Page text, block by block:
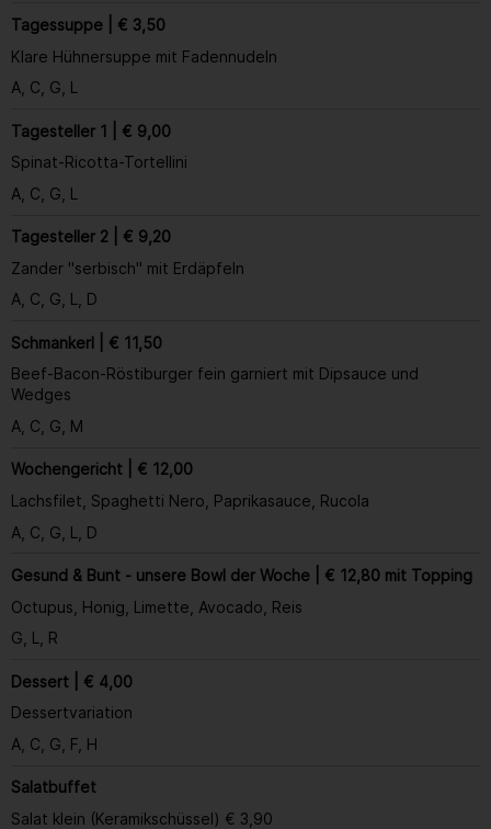
Tagessuppe
€ 3,50
Klare Hühnersuppe mit Fadennudeln
A, C, G, L
Tagesteller 1 | € 9,00
Spinat-Ricotta-Tortellini
A, C, G, L
Tagesteller 2 | € 9,20
Zander "serbisch" mit Erdäpfeln
A, C, G, L, D
Schmankerl | € 11,50
Beef-Bacon-Röstiburger fein garniert mit Dipsauce und
Wedges
A, C, G, M
Wochengericht | € 12,00
Lachsfilet, Spaghetti Nero, Paprikasauce, Rucola
A, C, G, L, D
Gesund & Bunt - unsere Bowl der Woche | € 12,80 mit Topping
Octupus, Honig, Limette, Avocado, Reis
G, L, R
Dessert | € 4,00
Dessertvariation
A, C, G, F, H
Salatbuffet
Salat klein (Keramikschüssel) € 3,90